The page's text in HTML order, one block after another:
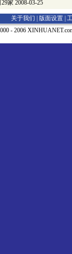
家 2008-03-25
关于我们 | 版面设置
- 2006